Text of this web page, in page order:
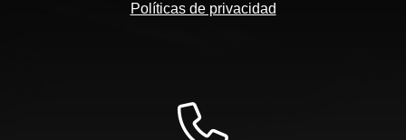
Políticas de privacidad